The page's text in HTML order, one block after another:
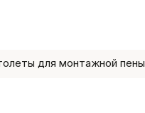
для монтажной пены